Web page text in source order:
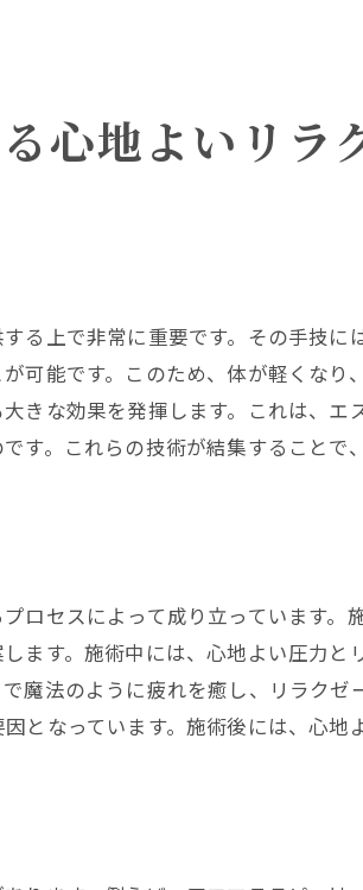
の回復時間
新たなスタート
感じ取る
実感する瞬間
のリフレッシュ完結
心地よいリラ
る上で非常に重要です。その手技に
可能です。このため、体が軽くなり
きな効果を発揮します。これは、エ
す。これらの技術が結集することで
セスによって成り立っています。
ます。施術中には、心地よい圧力と
魔法のように疲れを癒し、リラクゼ
となっています。施術後には、心地